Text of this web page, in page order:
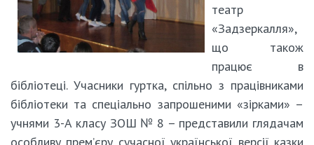
театр
«Задзеркалля»,
що також
працює в
бібліотеці. Учасники гуртка, спільно з працівниками
бібліотеки та спеціально запрошеними «зірками» –
учнями 3-А класу ЗОШ № 8 – представили глядачам
особливу прем’єру сучасної української версії казки